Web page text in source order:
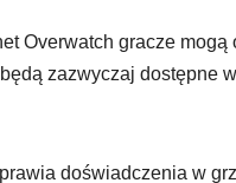
Overwatch gracze
zazwyczaj dostępne
doświadczenia w